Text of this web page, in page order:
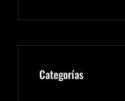
Categorías